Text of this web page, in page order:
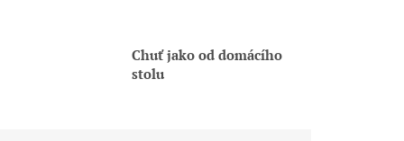
Chuť jako od domácího
stolu